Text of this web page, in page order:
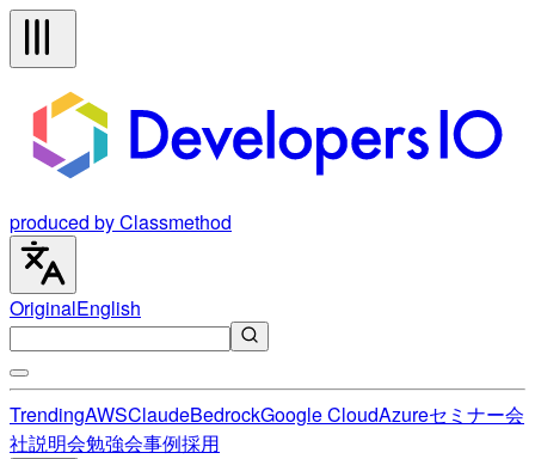
produced by Classmethod
OriginalEnglish
TrendingAWSClaudeBedrockGoogle CloudAzureセミナー会
社説明会勉強会事例採用